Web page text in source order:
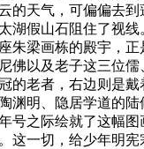
的天气，可偏偏去
湖假山石阻住了视
朱梁画栋的殿宇，
佛以及老子这三位
的老者，右边则是
渊明、隐居学道的陆
号之际绘就了这幅
这一切，给少年明